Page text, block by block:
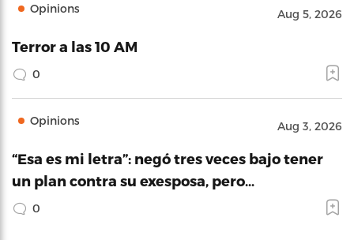
Opinions Aug 5, 2026
Terror a las 10 AM
0
Opinions Aug 3, 2026
“Esa es mi letra”: negó tres veces bajo tener
un plan contra su exesposa, pero…
0